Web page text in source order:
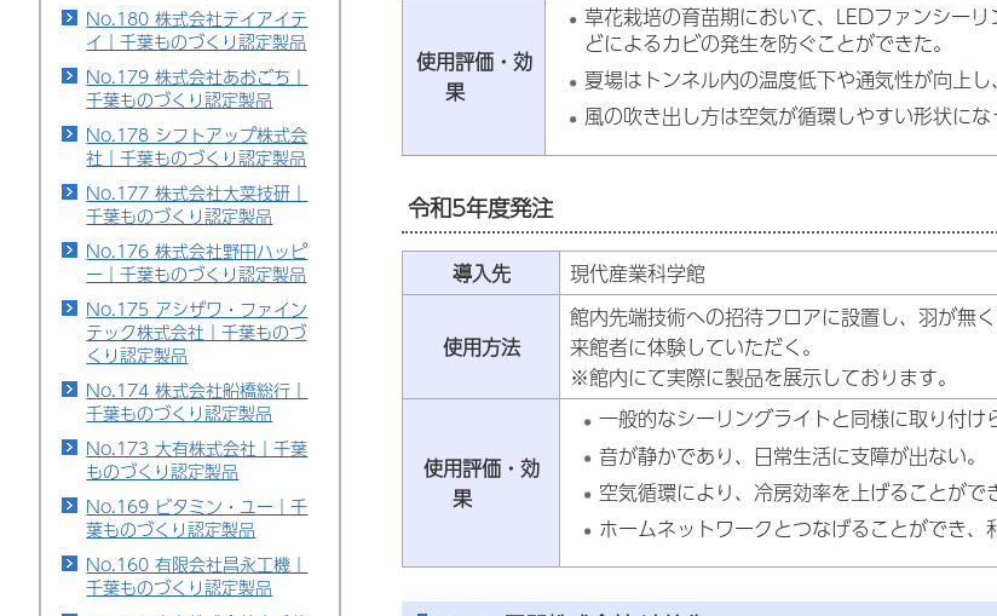
No.180 株式会社テイアイテ
イ｜千葉ものづくり認定製品
No.179 株式会社あおごち｜
千葉ものづくり認定製品
No.178 シフトアップ株式会
社｜千葉ものづくり認定製品
No.177 株式会社大菜技研｜
千葉ものづくり認定製品
No.176 株式会社野田ハッピ
ー｜千葉ものづくり認定製品
No.175 アシザワ・ファイン
テック株式会社｜千葉ものづ
くり認定製品
No.174 株式会社船橋総行｜
千葉ものづくり認定製品
No.173 大有株式会社｜千葉
ものづくり認定製品
No.169 ビタミン・ユー｜千
葉ものづくり認定製品
No.160 有限会社昌永工機｜
千葉ものづくり認定製品
使用評価・効
果
草花栽培の育苗期において、LEDファンシー
どによるカビの発生を防ぐことができた。
夏場はトンネル内の温度低下や通気性が向上し
風の吹き出し方は空気が循環しやすい形状に
令和5年度発注
導入先 現代産業科学館
使用方法
館内先端技術への招待フロアに設置し、羽が無
来館者に体験していただく。
※館内にて実際に製品を展示しております。
使用評価・効
果
一般的なシーリングライトと同様に取り付け
音が静かであり、日常生活に支障が出ない。
空気循環により、冷房効率を上げることがで
ホームネットワークとつなげることができ、